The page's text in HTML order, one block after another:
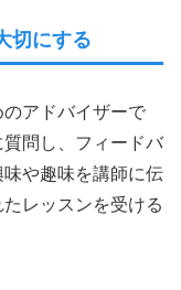
切にする
アドバイザーで
問し、フィードバ
や趣味を講師に伝
レッスンを受ける